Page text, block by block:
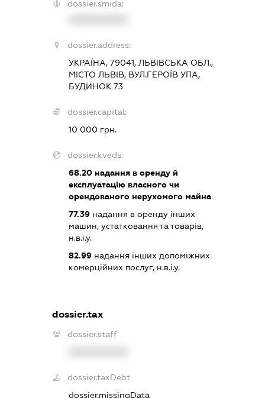
dossier.smida:
dossier.address:
УКРАЇНА, 79041, ЛЬВІВСЬКА ОБЛ.,
МІСТО ЛЬВІВ, ВУЛ.ГЕРОЇВ УПА,
БУДИНОК 73
dossier.capital:
10 000 грн.
dossier.kveds:
68.20надання в оренду й
експлуатацію власного чи
орендованого нерухомого майна
77.39надання в оренду інших
машин, устатковання та товарів,
н.в.і.у.
82.99надання інших допоміжних
комерційних послуг, н.в.і.у.
dossier.tax
dossier.staff
dossier.taxDebt
dossier.missingData